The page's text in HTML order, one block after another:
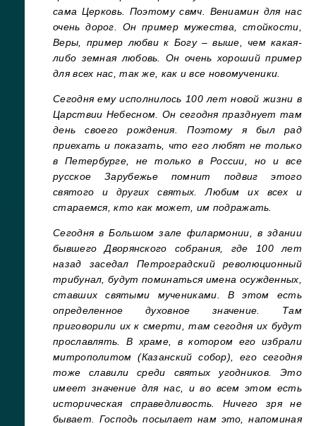
сама Церковь. Поэтому свмч. Вениамин для нас
очень дорог. Он пример мужества, стойкости,
Веры, пример любви к Богу – выше, чем какая-
либо земная любовь.
Он очень хороший пример
для всех нас, так же, как и все новомученики.
Сегодня ему исполнилось 100 лет новой жизни в
Царствии Небесном. Он сегодня празднует там
день своего рождения. Поэтому я был рад
приехать и показать, что его любят не только
в Петербурге, не только в России, но и все
русское Зарубежье помнит подвиг этого
святого и других святых. Любим их всех и
стараемся, кто как может, им подражать.
Сегодня в Большом зале филармонии, в здании
бывшего Дворянского собрания, где 100 лет
назад заседал Петроградский революционный
трибунал, будут поминаться имена осужденных,
ставших святыми мучениками. В этом есть
определенное духовное значение. Там
приговорили их к смерти, там сегодня их будут
прославлять. В храме, в котором его избрали
митрополитом (Казанский собор), его сегодня
тоже славили среди святых угодников. Это
имеет значение для нас, и во всем этом есть
историческая справедливость. Ничего зря не
бывает. Господь посылает нам это, напоминая